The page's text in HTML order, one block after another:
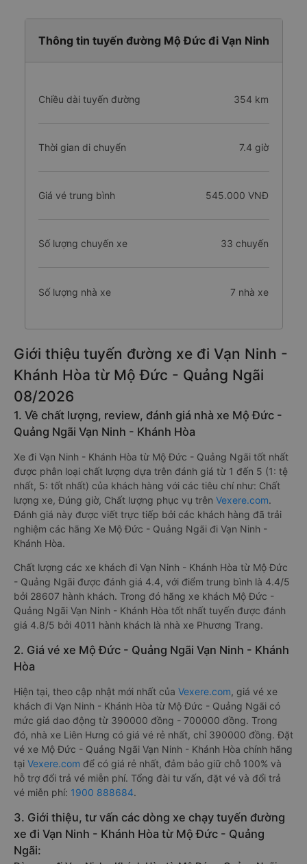
Thông tin tuyến đường Mộ Đức đi Vạn Ninh
Chiều dài tuyến đường 354 km
Thời gian di chuyển 7.4 giờ
Giá vé trung bình 545.000 VNĐ
Số lượng chuyến xe 33 chuyến
Số lượng nhà xe 7 nhà xe
Giới thiệu tuyến đường xe đi Vạn Ninh -
Khánh Hòa từ Mộ Đức - Quảng Ngãi
08/2026
1. Về chất lượng, review, đánh giá nhà xe Mộ Đức -
Quảng Ngãi Vạn Ninh - Khánh Hòa
Xe đi Vạn Ninh - Khánh Hòa từ Mộ Đức - Quảng Ngãi tốt nhất
được phân loại chất lượng dựa trên đánh giá từ 1 đến 5 (1: tệ
nhất, 5: tốt nhất) của khách hàng với các tiêu chí như: Chất
lượng xe, Đúng giờ, Chất lượng phục vụ trên Vexere.com.
Đánh giá này được viết trực tiếp bởi các khách hàng đã trải
nghiệm các hãng Xe Mộ Đức - Quảng Ngãi đi Vạn Ninh -
Khánh Hòa.
Chất lượng các xe khách đi Vạn Ninh - Khánh Hòa từ Mộ Đức
- Quảng Ngãi được đánh giá 4.4, với điểm trung bình là 4.4/5
bởi 28607 hành khách. Trong đó hãng xe khách Mộ Đức -
Quảng Ngãi Vạn Ninh - Khánh Hòa tốt nhất tuyến được đánh
giá 4.8/5 bởi 4011 hành khách là nhà xe Phương Trang.
2. Giá vé xe Mộ Đức - Quảng Ngãi Vạn Ninh - Khánh
Hòa
Hiện tại, theo cập nhật mới nhất của Vexere.com, giá vé xe
khách đi Vạn Ninh - Khánh Hòa từ Mộ Đức - Quảng Ngãi có
mức giá dao động từ 390000 đồng - 700000 đồng. Trong
đó, nhà xe Liên Hưng có giá vé rẻ nhất, chỉ 390000 đồng. Đặt
vé xe Mộ Đức - Quảng Ngãi Vạn Ninh - Khánh Hòa chính hãng
tại Vexere.com để có giá rẻ nhất, đảm bảo giữ chỗ 100% và
hỗ trợ đổi trả vé miễn phí. Tổng đài tư vấn, đặt vé và đổi trả
vé miễn phí: 1900 888684.
3. Giới thiệu, tư vấn các dòng xe chạy tuyến đường
xe đi Vạn Ninh - Khánh Hòa từ Mộ Đức - Quảng
Ngãi: